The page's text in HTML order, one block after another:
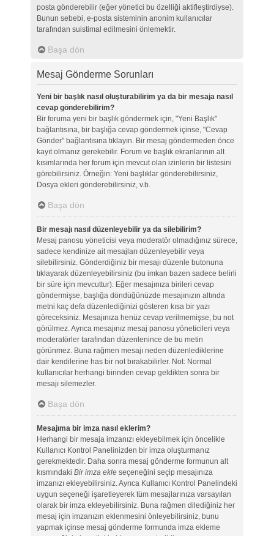
posta gönderebilir (eğer yönetici bu özelliği aktifleştirdiyse).
Bunun sebebi, e-posta sisteminin anonim kullanıcılar
tarafından suistimal edilmesini önlemektir.
Başa dön
Mesaj Gönderme Sorunları
Yeni bir başlık nasıl oluşturabilirim ya da bir mesaja nasıl
cevap gönderebilirim?
Bir foruma yeni bir başlık göndermek için, "Yeni Başlık"
bağlantısına, bir başlığa cevap göndermek içinse, "Cevap
Gönder" bağlantısına tıklayın. Bir mesaj göndermeden önce
kayıt olmanız gerekebilir. Forum ve başlık ekranlarının alt
kısımlarında her forum için mevcut olan izinlerin bir listesini
görebilirsiniz. Örneğin: Yeni başlıklar gönderebilirsiniz,
Dosya ekleri gönderebilirsiniz, v.b.
Başa dön
Bir mesajı nasıl düzenleyebilir ya da silebilirim?
Mesaj panosu yöneticisi veya moderatör olmadığınız sürece,
sadece kendinize ait mesajları düzenleyebilir veya
silebilirsiniz. Gönderdiğiniz bir mesajı düzenle butonuna
tıklayarak düzenleyebilirsiniz (bu imkan bazen sadece belirli
bir süre için mevcuttur). Eğer mesajınıza birileri cevap
göndermişse, başlığa döndüğünüzde mesajınızın altında
metni kaç defa düzenlediğinizi gösteren kısa bir yazı
göreceksiniz. Mesajınıza henüz cevap verilmemişse, bu not
görülmez. Ayrıca mesajınız mesaj panosu yöneticileri veya
moderatörler tarafından düzenlenince de bu metin
görünmez. Buna rağmen mesajı neden düzenlediklerine
dair kendilerine has bir not bırakabilirler. Not: Normal
kullanıcılar herhangi birinden cevap geldikten sonra bir
mesajı silemezler.
Başa dön
Mesajıma bir imza nasıl eklerim?
Herhangi bir mesaja imzanızı ekleyebilmek için öncelikle
Kullanıcı Kontrol Panelinizden bir imza oluşturmanız
gerekmektedir. Daha sonra mesaj gönderme formunun alt
kısmındaki Bir imza ekleseçeneğini seçip mesajınıza
imzanızı ekleyebilirsiniz. Ayrıca Kullanıcı Kontrol Panelindeki
uygun seçeneği işaretleyerek tüm mesajlarınıza varsayılan
olarak bir imza ekleyebilirsiniz. Buna rağmen dilediğiniz her
mesaj için imzanızın eklenmesini önleyebilirsiniz, bunu
yapmak içinse mesaj gönderme formunda imza ekleme